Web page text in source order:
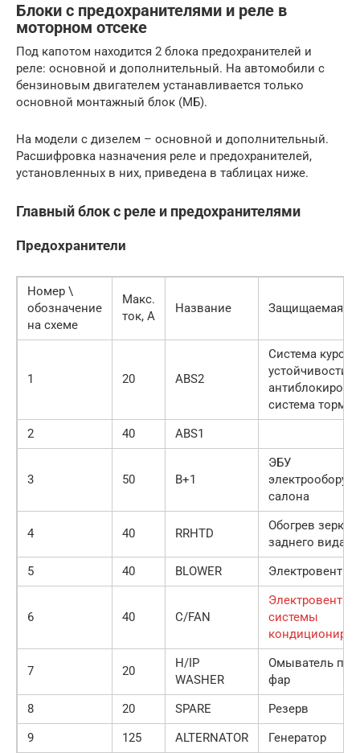
Блоки с предохранителями и реле в
моторном отсеке
Под капотом находится 2 блока предохранителей и
реле: основной и дополнительный. На автомобили с
бензиновым двигателем устанавливается только
основной монтажный блок (МБ).
На модели с дизелем – основной и дополнительный.
Расшифровка назначения реле и предохранителей,
установленных в них, приведена в таблицах ниже.
Главный блок с реле и предохранителями
Предохранители
Номер \
обозначение
на схеме
Макс.
ток, А
Название Защищаемая
1 20 AВS2
Система
устойчивости
система
2
40 ABS1
3 50 В+1
ЭБУ
салона
4 40 RRHTD
Обогрев зеркал
заднего вида
5
40 BLOWER
6 40 C/FAN
системы
7 20
H/IP
WASHER
Омыватель
фар
8
20 SPARE
Резерв
9
125 ALTERNATOR Генератор